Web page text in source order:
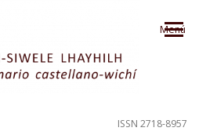
Menú
ISSN 2718-8957